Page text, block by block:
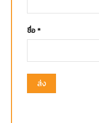
ชื่อ*